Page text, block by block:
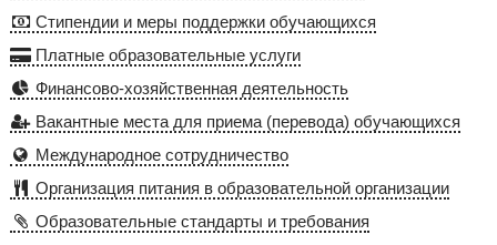
Стипендии и меры поддержки обучающихся
Платные образовательные услуги
Финансово-хозяйственная деятельность
Вакантные места для приема (перевода) обучающихся
Международное сотрудничество
Организация питания в образовательной организации
Образовательные стандарты и требования